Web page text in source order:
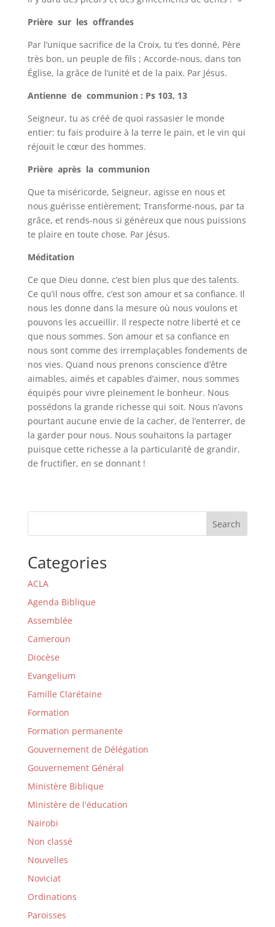
Prière sur les offrandes
Par l’unique sacrifice de la Croix, tu t’es donné, Père
très bon, un peuple de fils ; Accorde-nous, dans ton
Église, la grâce de l’unité et de la paix. Par Jésus.
Antienne de communion : Ps 103, 13
Seigneur, tu as créé de quoi rassasier le monde
entier: tu fais produire à la terre le pain, et le vin qui
réjouit le cœur des hommes.
Prière après la communion
Que ta miséricorde, Seigneur, agisse en nous et
nous guérisse entièrement; Transforme-nous, par ta
grâce, et rends-nous si généreux que nous puissions
te plaire en toute chose. Par Jésus.
Méditation
Ce que Dieu donne, c’est bien plus que des talents.
Ce qu’il nous offre, c’est son amour et sa confiance. Il
nous les donne dans la mesure où nous voulons et
pouvons les accueillir. Il respecte notre liberté et ce
que nous sommes. Son amour et sa confiance en
nous sont comme des irremplaçables fondements de
nos vies. Quand nous prenons conscience d’être
aimables, aimés et capables d’aimer, nous sommes
équipés pour vivre pleinement le bonheur. Nous
possédons la grande richesse qui soit. Nous n’avons
pourtant aucune envie de la cacher, de l’enterrer, de
la garder pour nous. Nous souhaitons la partager
puisque cette richesse a la particularité de grandir,
de fructifier, en se donnant !
Search
Categories
ACLA
Agenda Biblique
Assemblée
Cameroun
Diocèse
Evangelium
Famille Clarétaine
Formation
Formation permanente
Gouvernement de Délégation
Gouvernement Général
Ministère Biblique
Ministère de l'éducation
Nairobi
Non classé
Nouvelles
Noviciat
Ordinations
Paroisses